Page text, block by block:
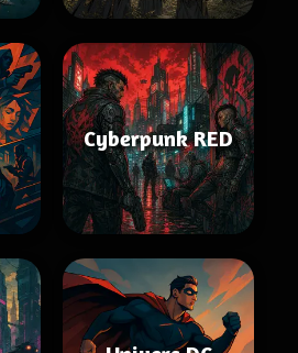
Cyberpunk RED